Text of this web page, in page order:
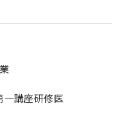
一講座研修医